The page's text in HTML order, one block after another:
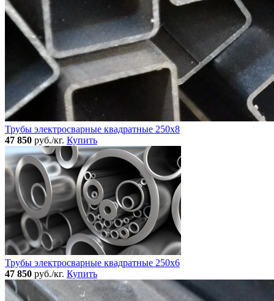
Трубы электросварные квадратные 250x8
47 850 руб./кг. Купить
Трубы электросварные квадратные 250x6
47 850 руб./кг. Купить